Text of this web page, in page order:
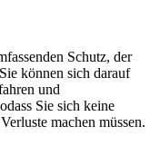
Schutz, der
können sich darauf
und
Sie sich keine
machen müssen.